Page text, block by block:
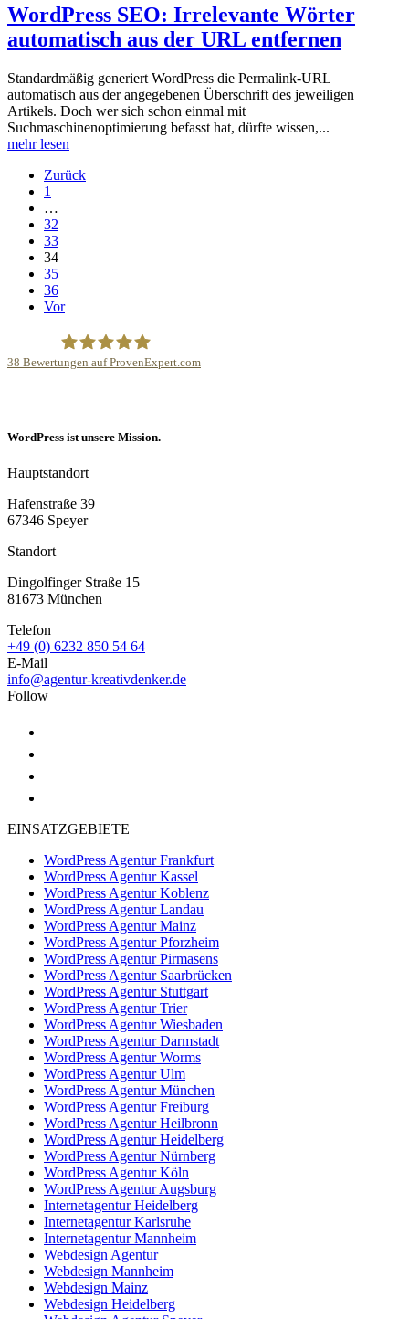
WordPress SEO: Irrelevante Wörter
automatisch aus der URL entfernen
Standardmäßig generiert WordPress die Permalink-URL
automatisch aus der angegebenen Überschrift des jeweiligen
Artikels. Doch wer sich schon einmal mit
Suchmaschinenoptimierung befasst hat, dürfte wissen,...
mehr lesen
Zurück
1
…
32
33
34
35
36
Vor
38 Bewertungen auf ProvenExpert.com
WordPress ist unsere Mission.
Hauptstandort
Hafenstraße 39
67346 Speyer
Standort
Dingolfinger Straße 15
81673 München
Telefon
+49 (0) 6232 850 54 64
E-Mail
info@agentur-kreativdenker.de
Follow
EINSATZGEBIETE
WordPress Agentur Frankfurt
WordPress Agentur Kassel
WordPress Agentur Koblenz
WordPress Agentur Landau
WordPress Agentur Mainz
WordPress Agentur Pforzheim
WordPress Agentur Pirmasens
WordPress Agentur Saarbrücken
WordPress Agentur Stuttgart
WordPress Agentur Trier
WordPress Agentur Wiesbaden
WordPress Agentur Darmstadt
WordPress Agentur Worms
WordPress Agentur Ulm
WordPress Agentur München
WordPress Agentur Freiburg
WordPress Agentur Heilbronn
WordPress Agentur Heidelberg
WordPress Agentur Nürnberg
WordPress Agentur Köln
WordPress Agentur Augsburg
Internetagentur Heidelberg
Internetagentur Karlsruhe
Internetagentur Mannheim
Webdesign Agentur
Webdesign Mannheim
Webdesign Mainz
Webdesign Heidelberg